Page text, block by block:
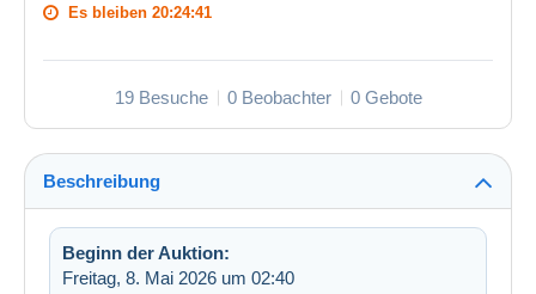
Es bleiben 20:24:41
19 Besuche 0 Beobachter 0 Gebote
Beschreibung
Beginn der Auktion:
Freitag, 8. Mai 2026 um 02:40